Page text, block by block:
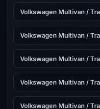
Volkswagen Multivan /
Volkswagen Multivan /
Volkswagen Multivan /
Volkswagen Multivan /
Volkswagen Multivan /